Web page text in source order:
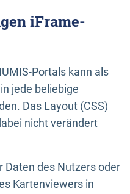
iFrame-
Portals kann als
jede beliebige
Das Layout (CSS)
nicht verändert
Daten des Nutzers oder
Kartenviewers in